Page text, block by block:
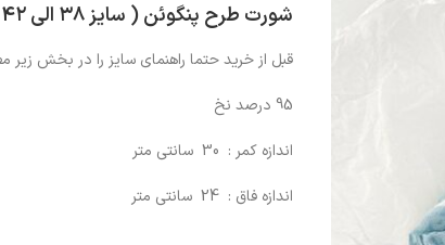
شورت طرح پنگوئن ( سایز ۳۸ الی ۴۲ ) XL
قبل از خرید حتما راهنمای سایز را در بخش زیر
95 درصد نخ
اندازه کمر : 30 سانتی متر
اندازه فاق : 24 سانتی متر